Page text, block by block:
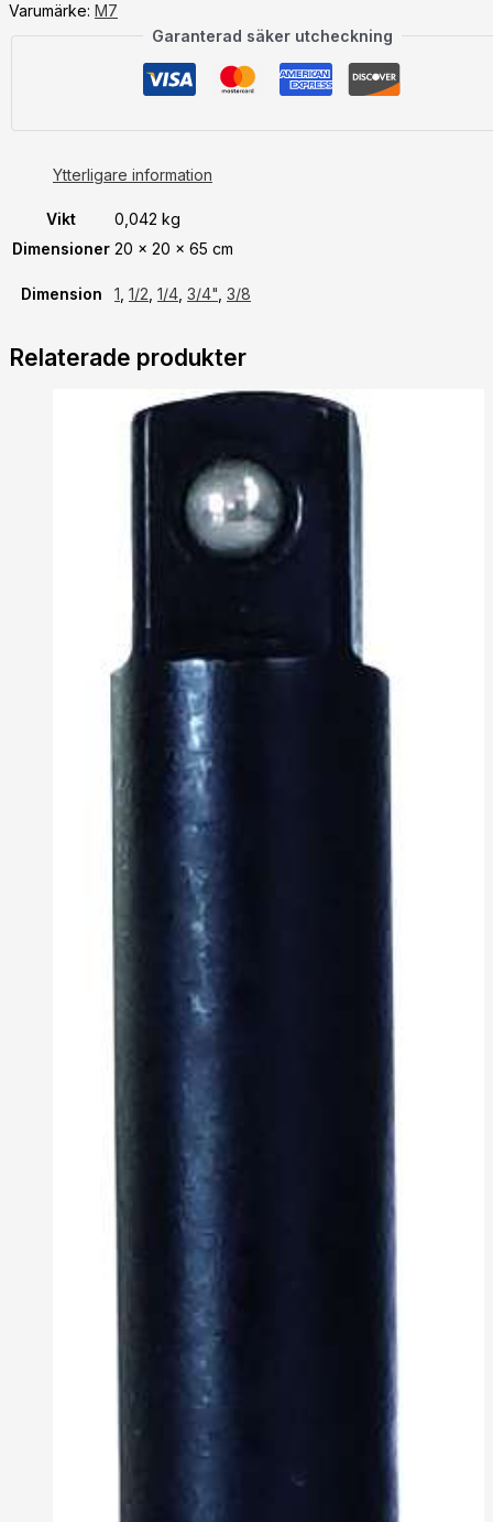
Varumärke: M7
Garanterad säker utcheckning
Ytterligare information
Vikt
0,042 kg
Dimensioner 20 × 20 × 65 cm
Dimension 1 1/2 1/4 3/4" 3/8
Relaterade produkter